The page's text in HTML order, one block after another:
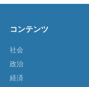
コンテンツ
社会
政治
経済